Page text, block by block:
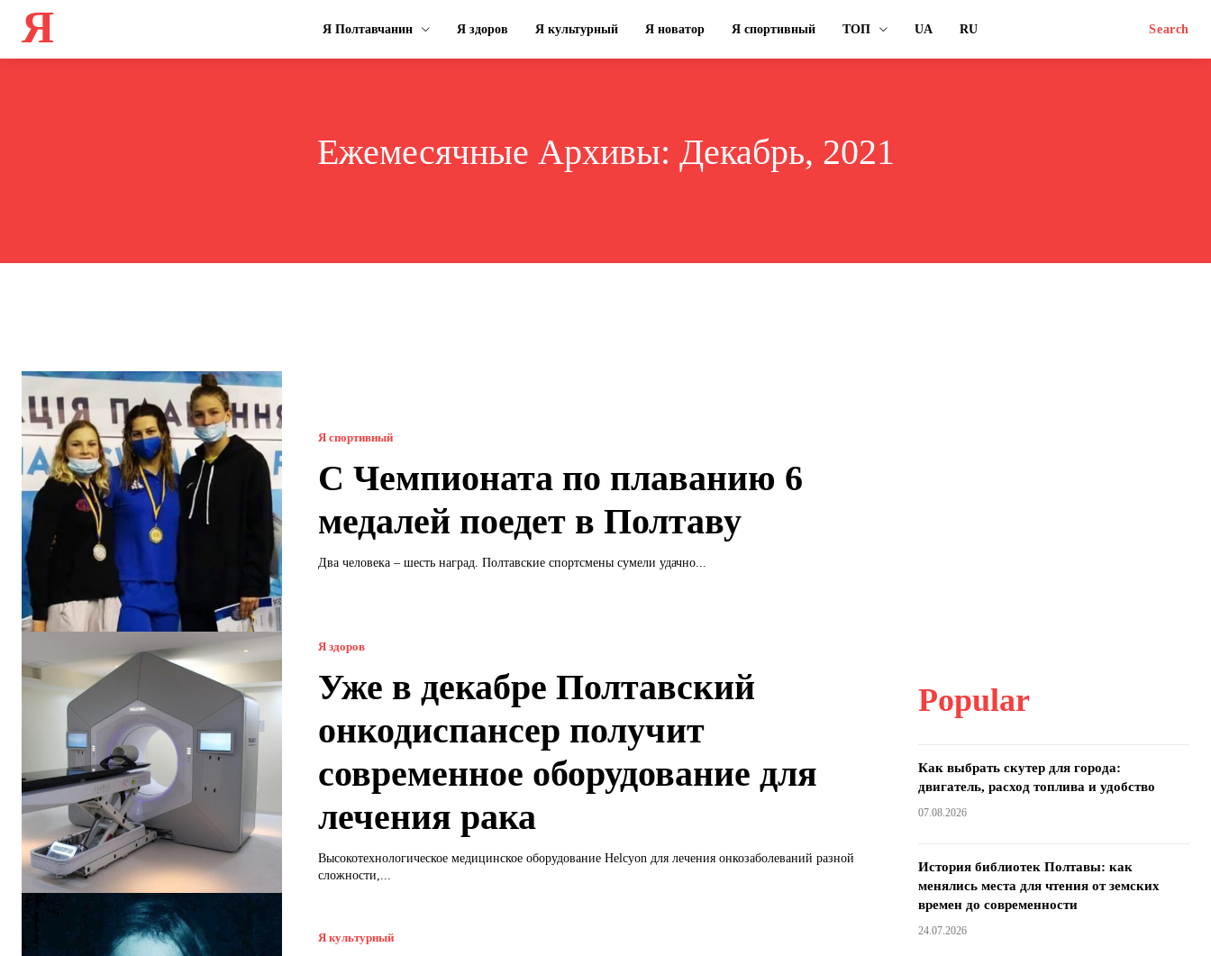
Я Я Полтавчанин Я здоров Я культурный Я новатор Я спортивный ТОП UA RU Search
Ежемесячные Архивы: Декабрь, 2021
Я спортивный
С Чемпионата по плаванию 6
медалей поедет в Полтаву
Два человека – шесть наград. Полтавские спортсмены сумели удачно...
Я здоров
Уже в декабре Полтавский
онкодиспансер получит
современное оборудование для
лечения рака
Высокотехнологическое медицинское оборудование Helcyon для лечения онкозаболеваний разной
сложности,...
Я культурный
Popular
Как выбрать скутер для города:
двигатель, расход топлива и удобство
07.08.2026
История библиотек Полтавы: как
менялись места для чтения от земских
времен до современности
24.07.2026